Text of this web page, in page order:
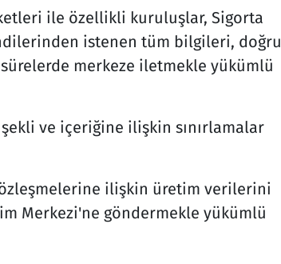
ile özellikli kuruluşlar, Sigorta
istenen tüm bilgileri, doğru
merkeze iletmekle yükümlü
ve içeriğine ilişkin sınırlamalar
ilişkin üretim verilerini
Merkezi'ne göndermekle yükümlü